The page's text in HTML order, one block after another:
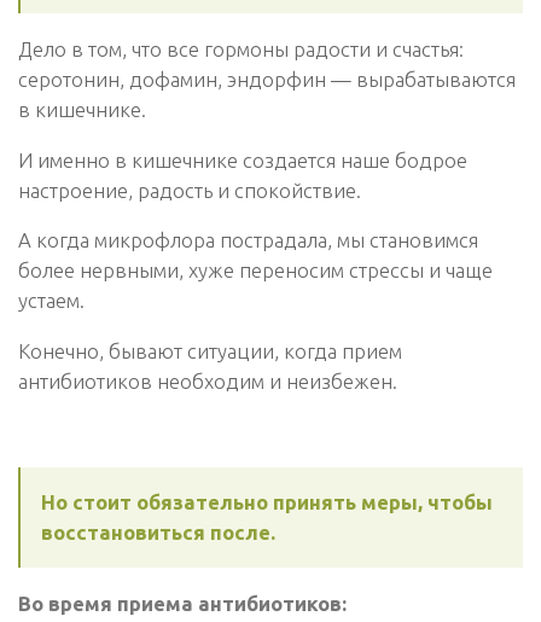
Дело в том, что все гормоны радости и счастья:
серотонин, дофамин, эндорфин — вырабатываются
в кишечнике.
И именно в кишечнике создается наше бодрое
настроение, радость и спокойствие.
А когда микрофлора пострадала, мы становимся
более нервными, хуже переносим стрессы и чаще
устаем.
Конечно, бывают ситуации, когда прием
антибиотиков необходим и неизбежен.
Но стоит обязательно принять меры, чтобы
восстановиться после.
Во время приема антибиотиков: